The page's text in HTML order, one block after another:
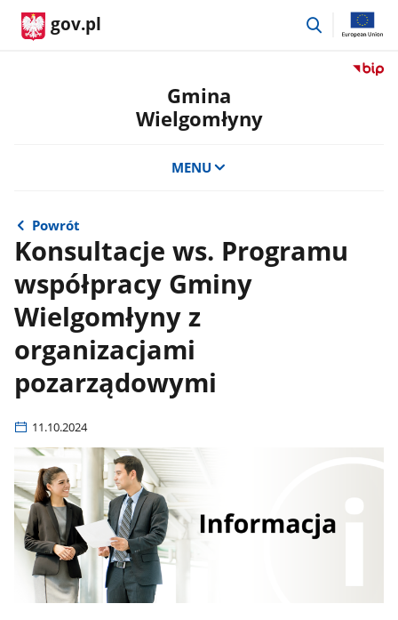
gov.pl
przejdź
Przejdź
Gmina
Wielgomłyny
MENU
Powrót
Konsultacje ws. Programu
współpracy Gminy
Wielgomłyny z
organizacjami
pozarządowymi
11.10.2024